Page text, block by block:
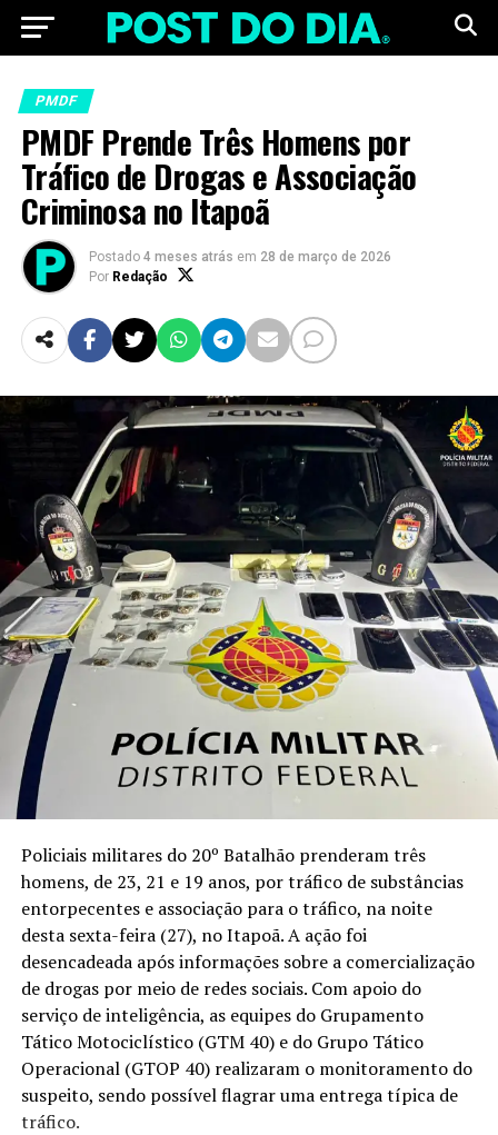
PMDF
PMDF Prende Três Homens por
Tráfico de Drogas e Associação
Criminosa no Itapoã
Postado 4 meses atrás em 28 de março de 2026
Por Redação
Policiais militares do 20º Batalhão prenderam três
homens, de 23, 21 e 19 anos, por tráfico de substâncias
entorpecentes e associação para o tráfico, na noite
desta sexta-feira (27), no Itapoã. A ação foi
desencadeada após informações sobre a comercialização
de drogas por meio de redes sociais. Com apoio do
serviço de inteligência, as equipes do Grupamento
Tático Motociclístico (GTM 40) e do Grupo Tático
Operacional (GTOP 40) realizaram o monitoramento do
suspeito, sendo possível flagrar uma entrega típica de
tráfico.